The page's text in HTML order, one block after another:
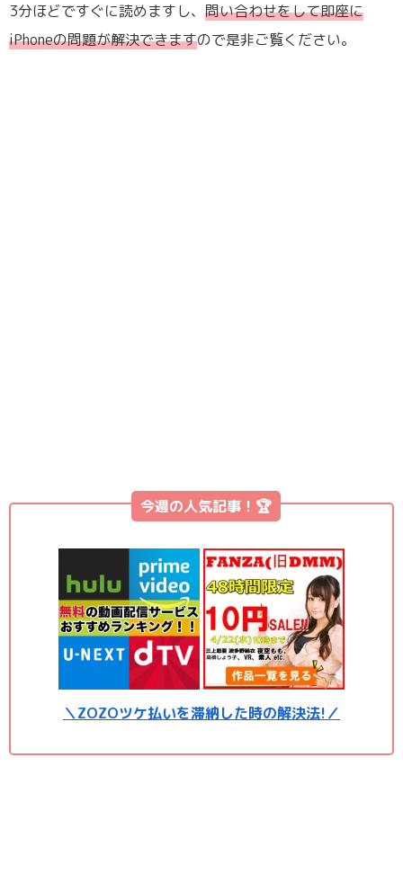
3分ほどですぐに読めますし、 問い合わせをして即座に
iPhoneの問題が解決できますので是非ご覧ください。
今週の人気記事！🏆
＼ZOZOツケ払いを滞納した時の解決法!／